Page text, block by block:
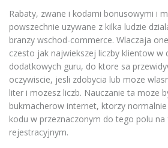
Rabaty, zwane i kodami bonusowymi i
powszechnie uzywane z kilka ludzie
branzy wschod-commerce. Wlaczaja
czesto jak najwiekszej liczby klientow w
dodatkowych guru, do ktore sa
oczywiscie, jesli zdobycia lub moze
liter i mozesz liczb. Nauczanie ta moze
bukmacherow internet, ktorzy
kodu w przeznaczonym do tego polu
rejestracyjnym.